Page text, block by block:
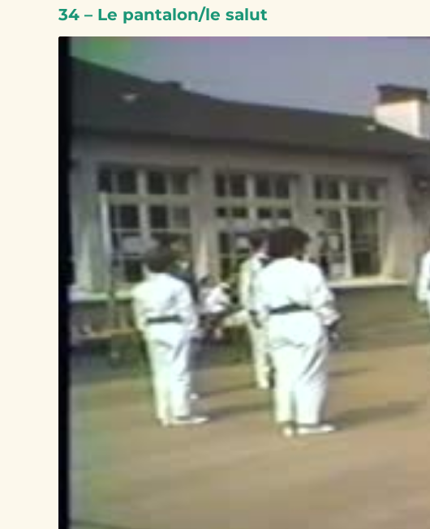
34 – Le pantalon/le salut